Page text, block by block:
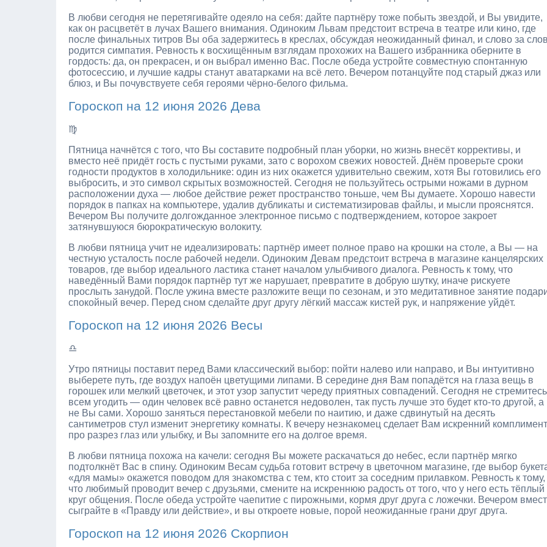
В любви сегодня не перетягивайте одеяло на себя: дайте партнёру тоже побыть звездой, и Вы увидите,
как он расцветёт в лучах Вашего внимания. Одиноким Львам предстоит встреча в театре или кино, где
после финальных титров Вы оба задержитесь в креслах, обсуждая неожиданный финал, и слово за
родится симпатия. Ревность к восхищённым взглядам прохожих на Вашего избранника оберните в
гордость: да, он прекрасен, и он выбрал именно Вас. После обеда устройте совместную спонтанную
фотосессию, и лучшие кадры станут аватарками на всё лето. Вечером потанцуйте под старый джаз или
блюз, и Вы почувствуете себя героями чёрно-белого фильма.
Гороскоп на 12 июня 2026 Дева
♍
Пятница начнётся с того, что Вы составите подробный план уборки, но жизнь внесёт коррективы, и
вместо неё придёт гость с пустыми руками, зато с ворохом свежих новостей. Днём проверьте сроки
годности продуктов в холодильнике: один из них окажется удивительно свежим, хотя Вы готовились его
выбросить, и это символ скрытых возможностей. Сегодня не пользуйтесь острыми ножами в дурном
расположении духа — любое действие режет пространство тоньше, чем Вы думаете. Хорошо навести
порядок в папках на компьютере, удалив дубликаты и систематизировав файлы, и мысли прояснятся.
Вечером Вы получите долгожданное электронное письмо с подтверждением, которое закроет
затянувшуюся бюрократическую волокиту.
В любви пятница учит не идеализировать: партнёр имеет полное право на крошки на столе, а Вы — на
честную усталость после рабочей недели. Одиноким Девам предстоит встреча в магазине канцелярских
товаров, где выбор идеального ластика станет началом улыбчивого диалога. Ревность к тому, что
наведённый Вами порядок партнёр тут же нарушает, превратите в добрую шутку, иначе рискуете
прослыть занудой. После ужина вместе разложите вещи по сезонам, и это медитативное занятие
спокойный вечер. Перед сном сделайте друг другу лёгкий массаж кистей рук, и напряжение уйдёт.
Гороскоп на 12 июня 2026 Весы
♎
Утро пятницы поставит перед Вами классический выбор: пойти налево или направо, и Вы интуитивно
выберете путь, где воздух напоён цветущими липами. В середине дня Вам попадётся на глаза вещь в
горошек или мелкий цветочек, и этот узор запустит череду приятных совпадений. Сегодня не стремитесь
всем угодить — один человек всё равно останется недоволен, так пусть лучше это будет кто-то другой, а
не Вы сами. Хорошо заняться перестановкой мебели по наитию, и даже сдвинутый на десять
сантиметров стул изменит энергетику комнаты. К вечеру незнакомец сделает Вам искренний комплимент
про разрез глаз или улыбку, и Вы запомните его на долгое время.
В любви пятница похожа на качели: сегодня Вы можете раскачаться до небес, если партнёр мягко
подтолкнёт Вас в спину. Одиноким Весам судьба готовит встречу в цветочном магазине, где выбор
«для мамы» окажется поводом для знакомства с тем, кто стоит за соседним прилавком. Ревность к тому,
что любимый проводит вечер с друзьями, смените на искреннюю радость от того, что у него есть тёплый
круг общения. После обеда устройте чаепитие с пирожными, кормя друг друга с ложечки. Вечером
сыграйте в «Правду или действие», и вы откроете новые, порой неожиданные грани друг друга.
Гороскоп на 12 июня 2026 Скорпион